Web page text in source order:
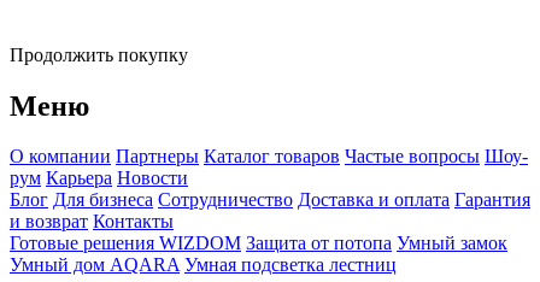
Продолжить покупку
Меню
О компании Партнеры Каталог товаров Частые вопросы Шоу-
рум Карьера Новости
Блог Для бизнеса Сотрудничество Доставка и оплата Гарантия
и возврат Контакты
Готовые решения WIZDOM Защита от потопа Умный замок
Умный дом AQARA Умная подсветка лестниц